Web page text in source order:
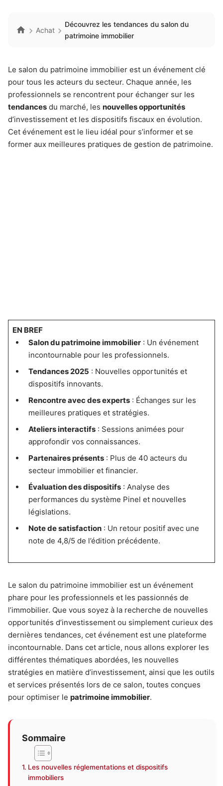
Achat
Découvrez les tendances du salon du
patrimoine immobilier
Le salon du patrimoine immobilier est un événement clé
pour tous les acteurs du secteur. Chaque année, les
professionnels se rencontrent pour échanger sur les
tendances du marché, les nouvelles opportunités
d’investissement et les dispositifs fiscaux en évolution.
Cet événement est le lieu idéal pour s’informer et se
former aux meilleures pratiques de gestion de patrimoine.
EN BREF
Salon du patrimoine immobilier: Un événement
incontournable pour les professionnels.
Tendances 2025 : Nouvelles opportunités et
dispositifs innovants.
Rencontre avec des experts: Échanges sur les
meilleures pratiques et stratégies.
Ateliers interactifs: Sessions animées pour
approfondir vos connaissances.
Partenaires présents: Plus de 40 acteurs du
secteur immobilier et financier.
Évaluation des dispositifs: Analyse des
performances du système Pinel et nouvelles
législations.
Note de satisfaction: Un retour positif avec une
note de 4,8/5 de l’édition précédente.
Le salon du patrimoine immobilier est un événement
phare pour les professionnels et les passionnés de
l’immobilier. Que vous soyez à la recherche de nouvelles
opportunités d’investissement ou simplement curieux des
dernières tendances, cet événement est une plateforme
incontournable. Dans cet article, nous allons explorer les
différentes thématiques abordées, les nouvelles
stratégies en matière d’investissement, ainsi que les outils
et services présentés lors de ce salon, toutes conçues
pour optimiser le patrimoine immobilier.
Sommaire
Les nouvelles réglementations et dispositifs
immobiliers